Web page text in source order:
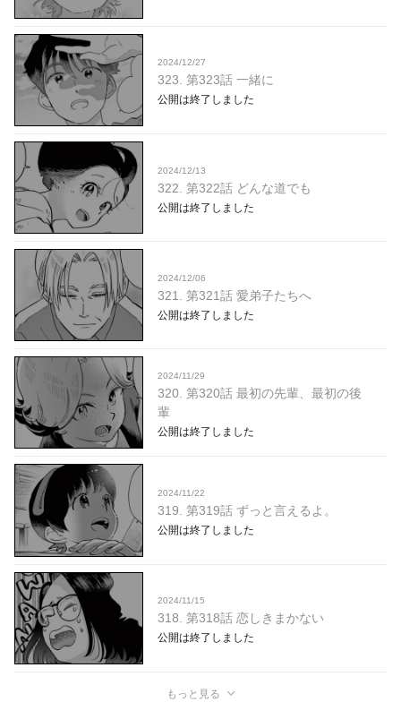
2024/12/27
323. 第323話 一緒に
公開は終了しました
2024/12/13
322. 第322話 どんな道でも
公開は終了しました
2024/12/06
321. 第321話 愛弟子たちへ
公開は終了しました
2024/11/29
320. 第320話 最初の先輩、最初の後
輩
公開は終了しました
2024/11/22
319. 第319話 ずっと言えるよ。
公開は終了しました
2024/11/15
318. 第318話 恋しきまかない
公開は終了しました
もっと見る